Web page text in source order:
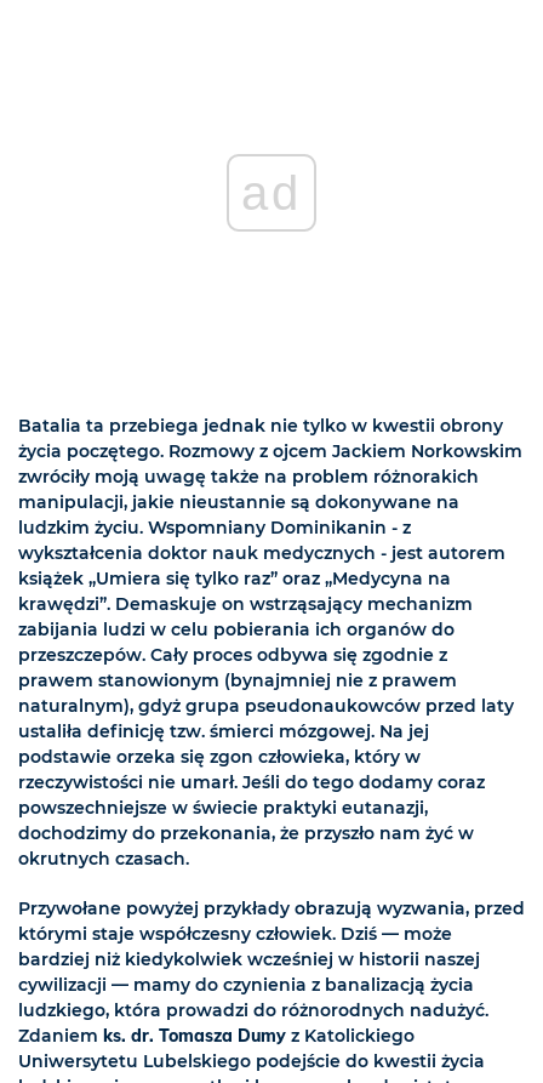
ad
Batalia ta przebiega jednak nie tylko w kwestii obrony
życia poczętego. Rozmowy z ojcem Jackiem Norkowskim
zwróciły moją uwagę także na problem różnorakich
manipulacji, jakie nieustannie są dokonywane na
ludzkim życiu. Wspomniany Dominikanin - z
wykształcenia doktor nauk medycznych - jest autorem
książek „Umiera się tylko raz” oraz „Medycyna na
krawędzi”. Demaskuje on wstrząsający mechanizm
zabijania ludzi w celu pobierania ich organów do
przeszczepów. Cały proces odbywa się zgodnie z
prawem stanowionym (bynajmniej nie z prawem
naturalnym), gdyż grupa pseudonaukowców przed laty
ustaliła definicję tzw. śmierci mózgowej. Na jej
podstawie orzeka się zgon człowieka, który w
rzeczywistości nie umarł. Jeśli do tego dodamy coraz
powszechniejsze w świecie praktyki eutanazji,
dochodzimy do przekonania, że przyszło nam żyć w
okrutnych czasach.
Przywołane powyżej przykłady obrazują wyzwania, przed
którymi staje współczesny człowiek. Dziś — może
bardziej niż kiedykolwiek wcześniej w historii naszej
cywilizacji — mamy do czynienia z banalizacją życia
ludzkiego, która prowadzi do różnorodnych nadużyć.
Zdaniem ks. dr. Tomasza Dumy z Katolickiego
Uniwersytetu Lubelskiego podejście do kwestii życia